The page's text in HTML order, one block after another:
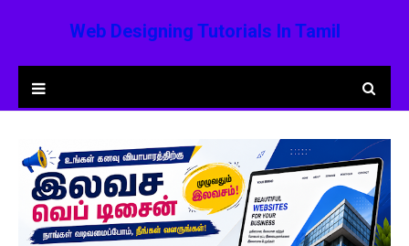
Web Designing Tutorials In Tamil